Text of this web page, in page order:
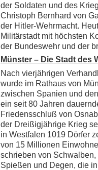
der Soldaten und des
Christoph Bernhard von
der Hitler-Wehrmacht.
Militärstadt mit höchsten
der Bundeswehr und der
Münster – Die Stadt des
Nach vierjährigen
wurde im Rathaus von
zwischen Spanien und
ein seit 80 Jahren
Friedensschluß von
der Dreißigjährige Krieg
in Westfalen 1019 Dörfer
von 15 Millionen
schrieben von
Spießen und Degen, die